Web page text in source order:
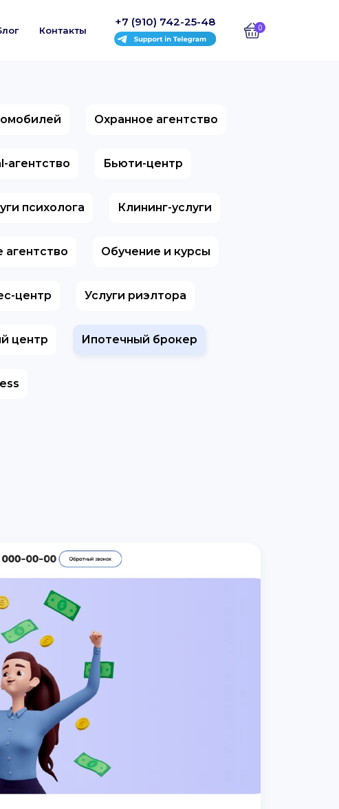
Контакты
+7 (910) 742-25-48 0
Охранное агентство
агентство Бьюти-центр
психолога Клининг-услуги
агентство Обучение и курсы
центр Услуги риэлтора
центр Ипотечный брокер